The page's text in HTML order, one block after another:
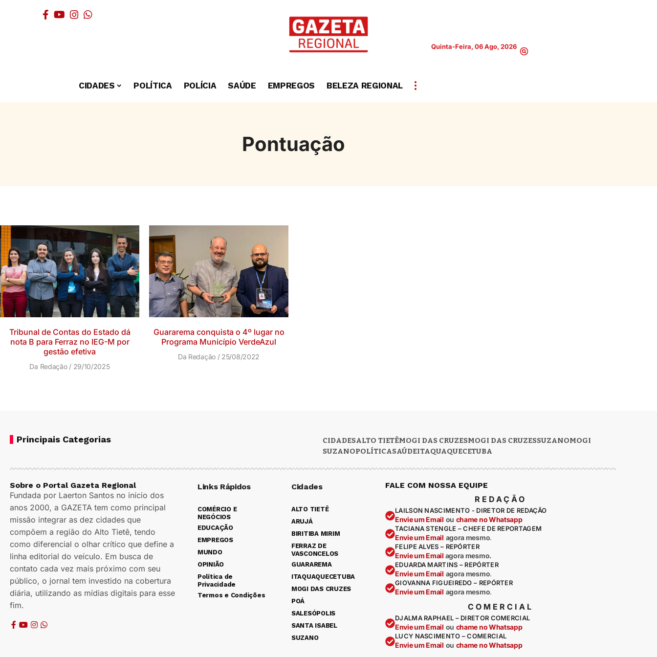
Quinta-Feira, 06 Ago, 2026
CIDADES POLÍTICA POLÍCIA SAÚDE EMPREGOS BELEZA REGIONAL
Pontuação
Tribunal de Contas do Estado dá
nota B para Ferraz no IEG-M por
gestão efetiva
Da Redação 29/10/2025
Guararema conquista o 4º lugar no
Programa Município VerdeAzul
Da Redação 25/08/2022
Principais Categorias CIDADESALTO TIETÊMOGI DAS CRUZESMOGI DAS CRUZESSUZANOMOGI
SUZANOPOLÍTICASAÚDEITAQUAQUECETUBA
Sobre o Portal Gazeta Regional
Fundada por Laerton Santos no início dos
anos 2000, a GAZETA tem como principal
missão integrar as dez cidades que
compõem a região do Alto Tietê, tendo
como diferencial o olhar crítico que define a
linha editorial do veículo. Em busca de
contato cada vez mais próximo com seu
público, o jornal tem investido na cobertura
diária, utilizando as mídias digitais para esse
fim.
Links Rápidos
COMÉRCIO E
NEGÓCIOS
EDUCAÇÃO
EMPREGOS
MUNDO
OPINIÃO
Política de
Privacidade
Termos e Condições
Cidades
ALTO TIETÊ
ARUJÁ
BIRITIBA MIRIM
FERRAZ DE
VASCONCELOS
GUARAREMA
ITAQUAQUECETUBA
MOGI DAS CRUZES
POÁ
SALESÓPOLIS
SANTA ISABEL
SUZANO
FALE COM NOSSA EQUIPE
REDAÇÃO
LAILSON NASCIMENTO - DIRETOR DE REDAÇÃO
Envie um Email ou chame no Whatsapp
TACIANA STENGLE – CHEFE DE REPORTAGEM
Envie um Email agora mesmo.
FELIPE ALVES – REPÓRTER
Envie um Email agora mesmo.
EDUARDA MARTINS – REPÓRTER
Envie um Email agora mesmo.
GIOVANNA FIGUEIREDO – REPÓRTER
Envie um Email agora mesmo.
COMERCIAL
DJALMA RAPHAEL – DIRETOR COMERCIAL
Envie um Email ou chame no Whatsapp
LUCY NASCIMENTO – COMERCIAL
Envie um Email ou chame no Whatsapp